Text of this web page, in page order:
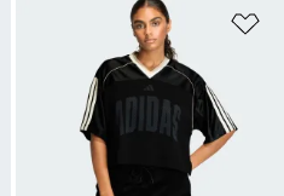
Añadir a la lista de deseos